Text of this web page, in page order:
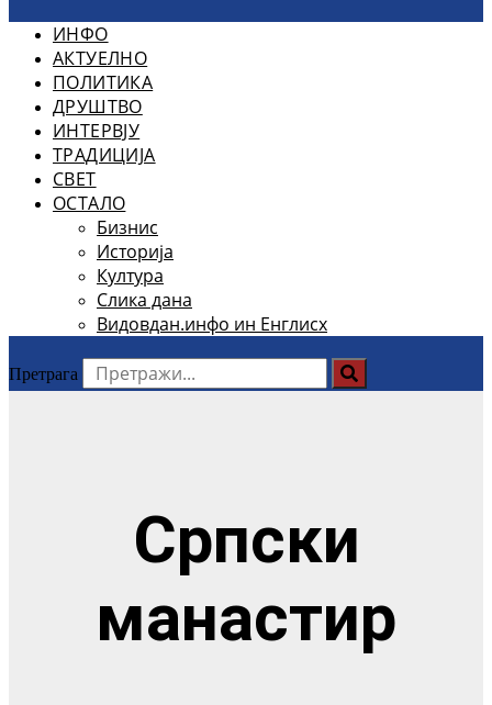
ИНФО
АКТУЕЛНО
ПОЛИТИКА
ДРУШТВО
ИНТЕРВЈУ
ТРАДИЦИЈА
СВЕТ
ОСТАЛО
Бизнис
Историја
Култура
Слика дана
Видовдан.инфо ин Енглисх
Претрага
Српски
манастир